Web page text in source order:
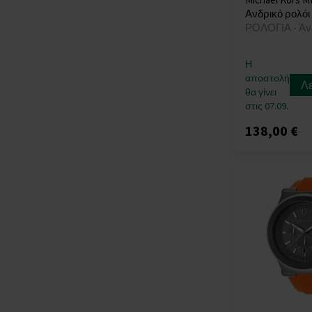
Ανδρικό ρολόι
ΡΟΛΟΓΙΑ -
Η
αποστολή
θα γίνει
στις 07.09.
138,00 €